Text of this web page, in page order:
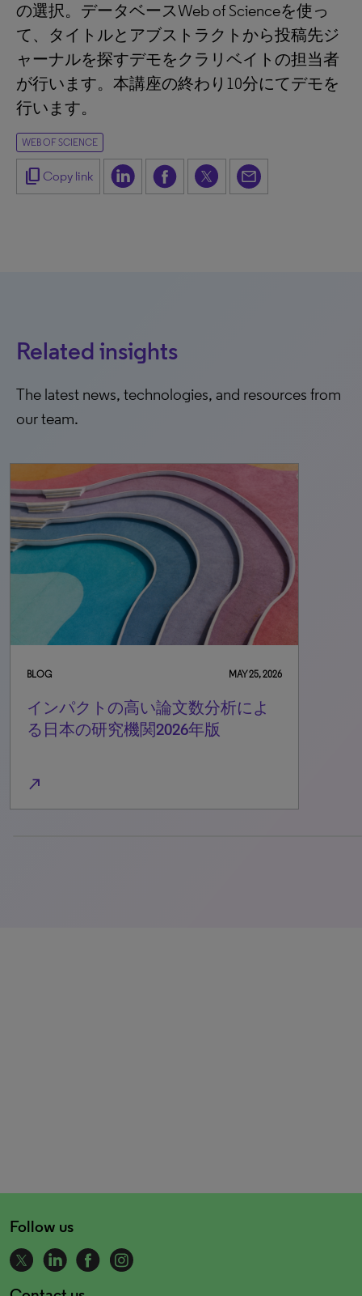
の選択。データベースWeb of Scienceを使っ
て、タイトルとアブストラクトから投稿先ジ
ャーナルを探すデモをクラリベイトの担当者
が行います。本講座の終わり10分にてデモを
行います。
WEB OF SCIENCE
content_copy Copy link
Related insights
The latest news, technologies, and resources from
our team.
BLOG MAY 25, 2026
インパクトの高い論文数分析によ
る日本の研究機関2026年版
north_east
Follow us